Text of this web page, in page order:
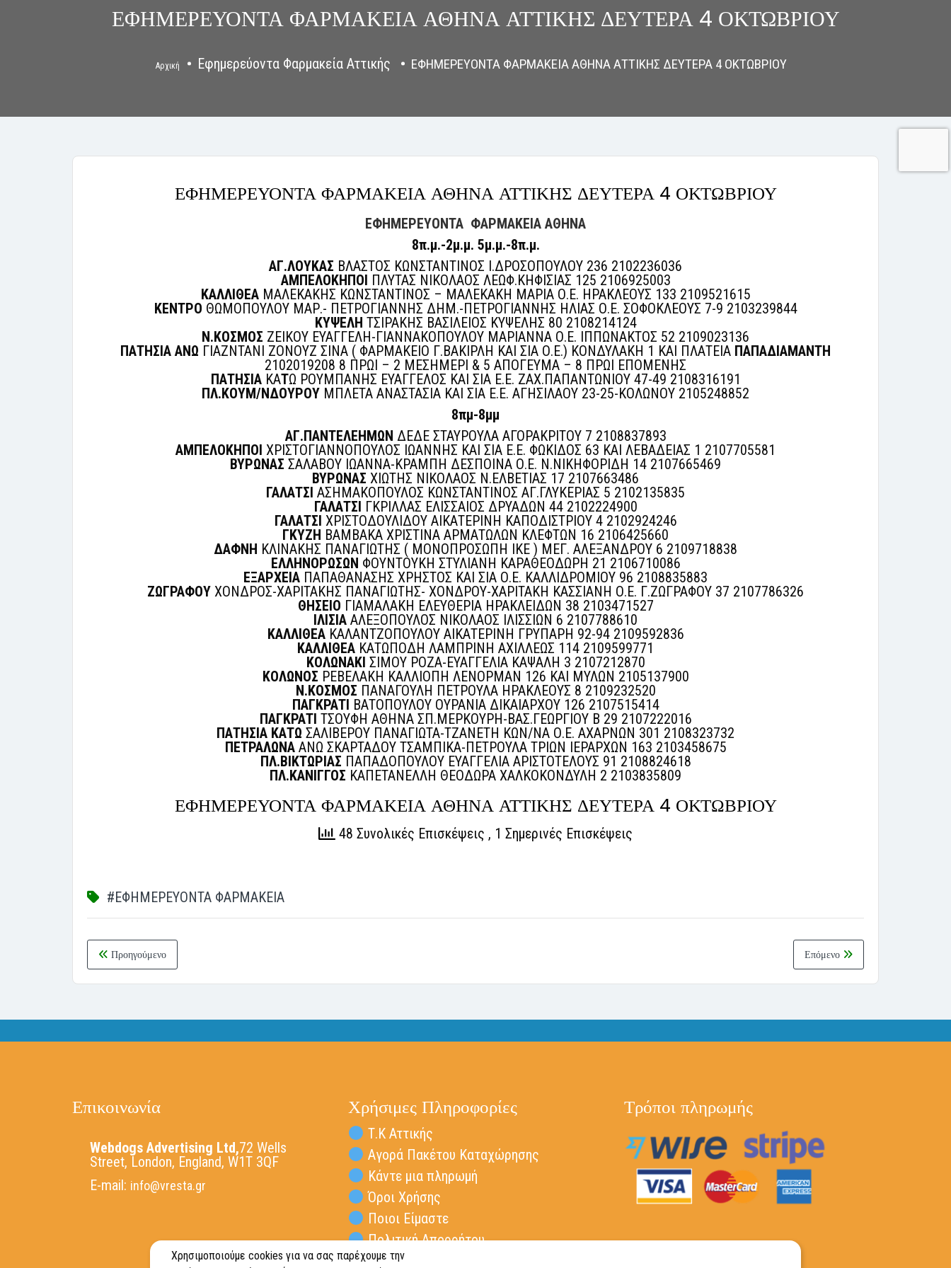
ΕΦΗΜΕΡΕΥΟΝΤΑ ΦΑΡΜΑΚΕΙΑ ΑΘΗΝΑ ΑΤΤΙΚΗΣ ΔΕΥΤΕΡΑ 4 ΟΚΤΩΒΡΙΟΥ
Αρχική Εφημερεύοντα Φαρμακεία Αττικής ΕΦΗΜΕΡΕΥΟΝΤΑ ΦΑΡΜΑΚΕΙΑ ΑΘΗΝΑ ΑΤΤΙΚΗΣ ΔΕΥΤΕΡΑ 4 ΟΚΤΩΒΡΙΟΥ
ΕΦΗΜΕΡΕΥΟΝΤΑ ΦΑΡΜΑΚΕΙΑ ΑΘΗΝΑ ΑΤΤΙΚΗΣ ΔΕΥΤΕΡΑ 4 ΟΚΤΩΒΡΙΟΥ
ΕΦΗΜΕΡΕΥΟΝΤΑ ΦΑΡΜΑΚΕΙΑ ΑΘΗΝΑ
8π.μ.-2μ.μ. 5μ.μ.-8π.μ.
ΑΓ.ΛΟΥΚΑΣ ΒΛΑΣΤΟΣ ΚΩΝΣΤΑΝΤΙΝΟΣ Ι.ΔΡΟΣΟΠΟΥΛΟΥ 236 2102236036
ΑΜΠΕΛΟΚΗΠΟΙ ΠΛΥΤΑΣ ΝΙΚΟΛΑΟΣ ΛΕΩΦ.ΚΗΦΙΣΙΑΣ 125 2106925003
ΚΑΛΛΙΘΕΑΜΑΛΕΚΑΚΗΣ ΚΩΝΣΤΑΝΤΙΝΟΣ – ΜΑΛΕΚΑΚΗ ΜΑΡΙΑ Ο.Ε. ΗΡΑΚΛΕΟΥΣ 133 2109521615
ΚΕΝΤΡΟ ΘΩΜΟΠΟΥΛΟΥ ΜΑΡ.- ΠΕΤΡΟΓΙΑΝΝΗΣ ΔΗΜ.-ΠΕΤΡΟΓΙΑΝΝΗΣ ΗΛΙΑΣ Ο.Ε. ΣΟΦΟΚΛΕΟΥΣ 7-9 2103239844
ΚΥΨΕΛΗ ΤΣΙΡΑΚΗΣ ΒΑΣΙΛΕΙΟΣ ΚΥΨΕΛΗΣ 80 2108214124
Ν.ΚΟΣΜΟΣ ΖΕΙΚΟΥ ΕΥΑΓΓΕΛΗ-ΓΙΑΝΝΑΚΟΠΟΥΛΟΥ ΜΑΡΙΑΝΝΑ Ο.Ε. ΙΠΠΩΝΑΚΤΟΣ 52 2109023136
ΠΑΤΗΣΙΑ ΑΝΩ ΓΙΑΖΝΤΑΝΙ ΖΟΝΟΥΖ ΣΙΝΑ ( ΦΑΡΜΑΚΕΙΟ Γ.ΒΑΚΙΡΛΗ ΚΑΙ ΣΙΑ Ο.Ε.) ΚΟΝΔΥΛΑΚΗ 1 ΚΑΙ ΠΛΑΤΕΙΑ ΠΑΠΑΔΙΑΜΑΝΤΗ
2102019208 8 ΠΡΩΙ – 2 ΜΕΣΗΜΕΡΙ & 5 ΑΠΟΓΕΥΜΑ – 8 ΠΡΩΙ ΕΠΟΜΕΝΗΣ
ΠΑΤΗΣΙΑΚΑΤΩ ΡΟΥΜΠΑΝΗΣ ΕΥΑΓΓΕΛΟΣ ΚΑΙ ΣΙΑ Ε.Ε. ΖΑΧ.ΠΑΠΑΝΤΩΝΙΟΥ 47-49 2108316191
ΠΛ.ΚΟΥΜ/ΝΔΟΥΡΟΥ ΜΠΛΕΤΑ ΑΝΑΣΤΑΣΙΑ ΚΑΙ ΣΙΑ Ε.Ε. ΑΓΗΣΙΛΑΟΥ 23-25-ΚΟΛΩΝΟΥ 2105248852
8πμ-8μμ
ΑΓ.ΠΑΝΤΕΛΕΗΜΩΝ ΔΕΔΕ ΣΤΑΥΡΟΥΛΑ ΑΓΟΡΑΚΡΙΤΟΥ 7 2108837893
ΑΜΠΕΛΟΚΗΠΟΙ ΧΡΙΣΤΟΓΙΑΝΝΟΠΟΥΛΟΣ ΙΩΑΝΝΗΣ ΚΑΙ ΣΙΑ Ε.Ε. ΦΩΚΙΔΟΣ 63 ΚΑΙ ΛΕΒΑΔΕΙΑΣ 1 2107705581
ΒΥΡΩΝΑΣ ΣΑΛΑΒΟΥ ΙΩΑΝΝΑ-ΚΡΑΜΠΗ ΔΕΣΠΟΙΝΑ Ο.Ε. Ν.ΝΙΚΗΦΟΡΙΔΗ 14 2107665469
ΒΥΡΩΝΑΣ ΧΙΩΤΗΣ ΝΙΚΟΛΑΟΣ Ν.ΕΛΒΕΤΙΑΣ 17 2107663486
ΓΑΛΑΤΣΙ ΑΣΗΜΑΚΟΠΟΥΛΟΣ ΚΩΝΣΤΑΝΤΙΝΟΣ ΑΓ.ΓΛΥΚΕΡΙΑΣ 5 2102135835
ΓΑΛΑΤΣΙ ΓΚΡΙΛΛΑΣ ΕΛΙΣΣΑΙΟΣ ΔΡΥΑΔΩΝ 44 2102224900
ΓΑΛΑΤΣΙ ΧΡΙΣΤΟΔΟΥΛΙΔΟΥ ΑΙΚΑΤΕΡΙΝΗ ΚΑΠΟΔΙΣΤΡΙΟΥ 4 2102924246
ΓΚΥΖΗ ΒΑΜΒΑΚΑ ΧΡΙΣΤΙΝΑ ΑΡΜΑΤΩΛΩΝ ΚΛΕΦΤΩΝ 16 2106425660
ΔΑΦΝΗ ΚΛΙΝΑΚΗΣ ΠΑΝΑΓΙΩΤΗΣ ( ΜΟΝΟΠΡΟΣΩΠΗ ΙΚΕ ) ΜΕΓ. ΑΛΕΞΑΝΔΡΟΥ 6 2109718838
ΕΛΛΗΝΟΡΩΣΩΝ ΦΟΥΝΤΟΥΚΗ ΣΤΥΛΙΑΝΗ ΚΑΡΑΘΕΟΔΩΡΗ 21 2106710086
ΕΞΑΡΧΕΙΑ ΠΑΠΑΘΑΝΑΣΗΣ ΧΡΗΣΤΟΣ ΚΑΙ ΣΙΑ Ο.Ε. ΚΑΛΛΙΔΡΟΜΙΟΥ 96 2108835883
ΖΩΓΡΑΦΟΥ ΧΟΝΔΡΟΣ-ΧΑΡΙΤΑΚΗΣ ΠΑΝΑΓΙΩΤΗΣ- ΧΟΝΔΡΟΥ-ΧΑΡΙΤΑΚΗ ΚΑΣΣΙΑΝΗ Ο.Ε. Γ.ΖΩΓΡΑΦΟΥ 37 2107786326
ΘΗΣΕΙΟ ΓΙΑΜΑΛΑΚΗ ΕΛΕΥΘΕΡΙΑ ΗΡΑΚΛΕΙΔΩΝ 38 2103471527
ΙΛΙΣΙΑ ΑΛΕΞΟΠΟΥΛΟΣ ΝΙΚΟΛΑΟΣ ΙΛΙΣΣΙΩΝ 6 2107788610
ΚΑΛΛΙΘΕΑΚΑΛΑΝΤΖΟΠΟΥΛΟΥ ΑΙΚΑΤΕΡΙΝΗ ΓΡΥΠΑΡΗ 92-94 2109592836
ΚΑΛΛΙΘΕΑ ΚΑΤΩΠΟΔΗ ΛΑΜΠΡΙΝΗ ΑΧΙΛΛΕΩΣ 114 2109599771
ΚΟΛΩΝΑΚΙ ΣΙΜΟΥ ΡΟΖΑ-ΕΥΑΓΓΕΛΙΑ ΚΑΨΑΛΗ 3 2107212870
ΚΟΛΩΝΟΣ ΡΕΒΕΛΑΚΗ ΚΑΛΛΙΟΠΗ ΛΕΝΟΡΜΑΝ 126 ΚΑΙ ΜΥΛΩΝ 2105137900
Ν.ΚΟΣΜΟΣ ΠΑΝΑΓΟΥΛΗ ΠΕΤΡΟΥΛΑ ΗΡΑΚΛΕΟΥΣ 8 2109232520
ΠΑΓΚΡΑΤΙ ΒΑΤΟΠΟΥΛΟΥ ΟΥΡΑΝΙΑ ΔΙΚΑΙΑΡΧΟΥ 126 2107515414
ΠΑΓΚΡΑΤΙ ΤΣΟΥΦΗ ΑΘΗΝΑ ΣΠ.ΜΕΡΚΟΥΡΗ-ΒΑΣ.ΓΕΩΡΓΙΟΥ Β 29 2107222016
ΠΑΤΗΣΙΑ ΚΑΤΩ ΣΑΛΙΒΕΡΟΥ ΠΑΝΑΓΙΩΤΑ-ΤΖΑΝΕΤΗ ΚΩΝ/ΝΑ Ο.Ε. ΑΧΑΡΝΩΝ 301 2108323732
ΠΕΤΡΑΛΩΝΑΑΝΩ ΣΚΑΡΤΑΔΟΥ ΤΣΑΜΠΙΚΑ-ΠΕΤΡΟΥΛΑ ΤΡΙΩΝ ΙΕΡΑΡΧΩΝ 163 2103458675
ΠΛ.ΒΙΚΤΩΡΙΑΣ ΠΑΠΑΔΟΠΟΥΛΟΥ ΕΥΑΓΓΕΛΙΑ ΑΡΙΣΤΟΤΕΛΟΥΣ 91 2108824618
ΠΛ.ΚΑΝΙΓΓΟΣ ΚΑΠΕΤΑΝΕΛΛΗ ΘΕΟΔΩΡΑ ΧΑΛΚΟΚΟΝΔΥΛΗ 2 2103835809
ΕΦΗΜΕΡΕΥΟΝΤΑ ΦΑΡΜΑΚΕΙΑ ΑΘΗΝΑ ΑΤΤΙΚΗΣ ΔΕΥΤΕΡΑ 4 ΟΚΤΩΒΡΙΟΥ
48 Συνολικές Επισκέψεις , 1 Σημερινές Επισκέψεις
#ΕΦΗΜΕΡΕΥΟΝΤΑ ΦΑΡΜΑΚΕΙΑ
Προηγούμενο Επόμενο
Επικοινωνία
Webdogs Advertising Ltd,72 Wells
Street, London, England, W1T 3QF
E-mail: info@vresta.gr
Χρήσιμες Πληροφορίες
Τ.Κ Αττικής
Αγορά Πακέτου Καταχώρησης
Κάντε μια πληρωμή
Όροι Χρήσης
Ποιοι Είμαστε
Πολιτική Απορρήτου
Επικοινωνία Vresta.gr
Τρόποι πληρωμής
Χρησιμοποιούμε cookies για να σας παρέχουμε την